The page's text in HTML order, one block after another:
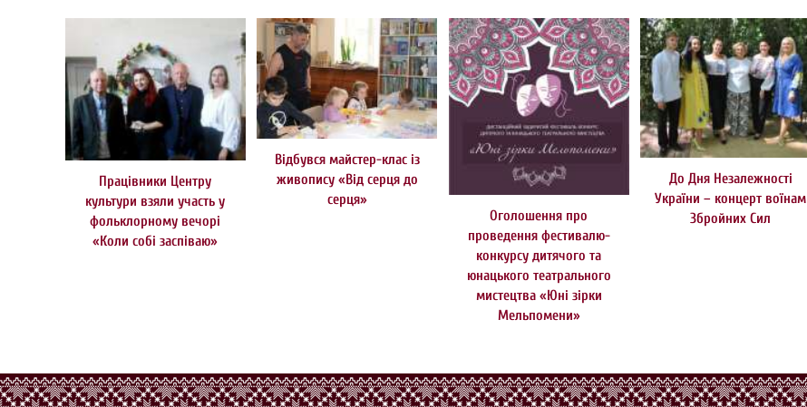
Працівники Центру
культури взяли участь у
фольклорному вечорі
«Коли собі заспіваю»
Відбувся майстер-клас із
живопису «Від серця до
серця»
Оголошення про
проведення фестивалю-
конкурсу дитячого та
юнацького театрального
мистецтва «Юні зірки
Мельпомени»
До Дня Незалежності
України – концерт воїнам
Збройних Сил